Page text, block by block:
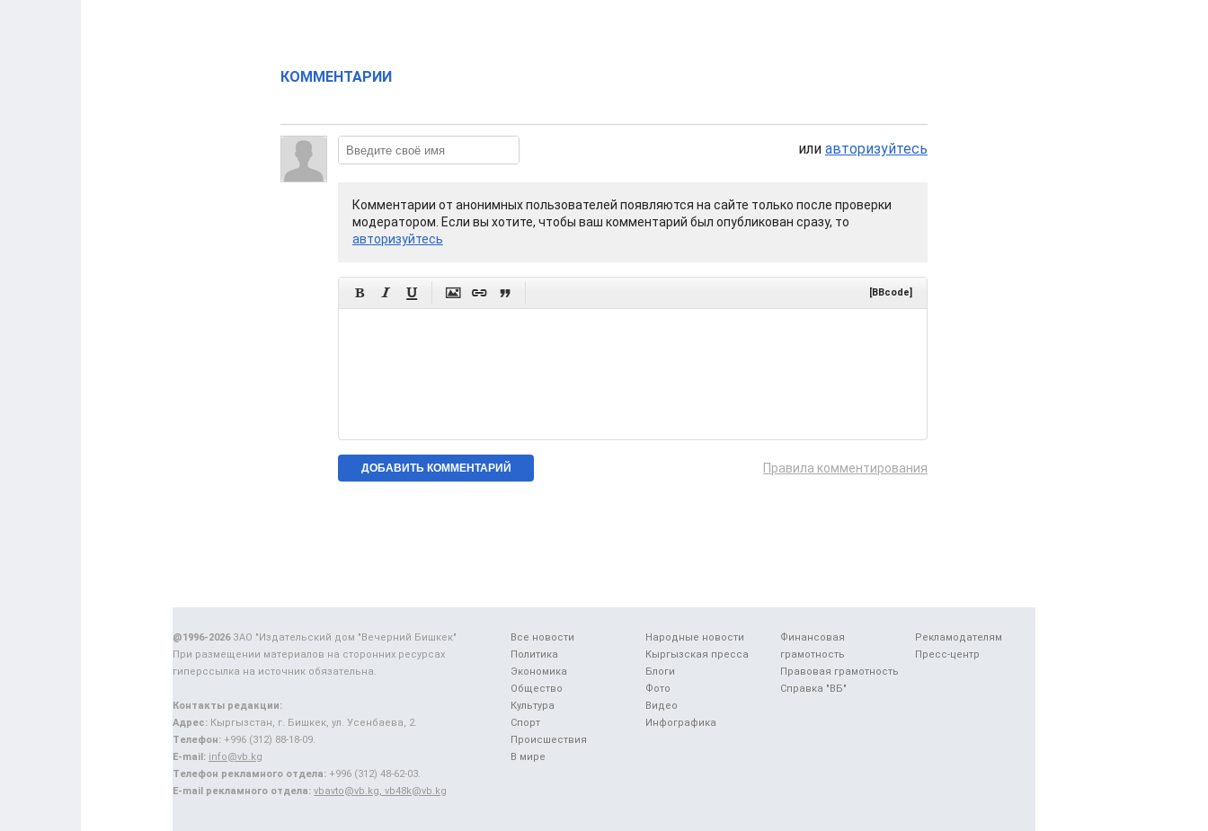
КОММЕНТАРИИ
или авторизуйтесь
Комментарии от анонимных пользователей появляются на сайте только после проверки
модератором. Если вы хотите, чтобы ваш комментарий был опубликован сразу, то
авторизуйтесь
      [BBcode]
Правила комментирования
Все новости
Политика
Экономика
Общество
Культура
Спорт
Происшествия
В мире
Народные новости
Кыргызская пресса
Блоги
Фото
Видео
Инфографика
Финансовая
грамотность
Правовая грамотность
Справка "ВБ"
Рекламодателям
Пресс-центр
@1996-2026ЗАО "Издательский дом "Вечерний Бишкек"
При размещении материалов на сторонних ресурсах
гиперссылка на источник обязательна.
Контакты редакции:
Адрес: Кыргызстан, г. Бишкек, ул. Усенбаева, 2.
Телефон: +996 (312) 88-18-09.
E-mail: info@vb.kg
Телефон рекламного отдела: +996 (312) 48-62-03.
E-mail рекламного отдела: vbavto@vb.kg, vb48k@vb.kg